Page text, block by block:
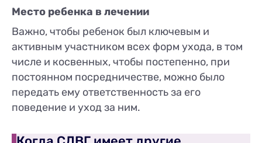
Место ребенка в лечении
Важно, чтобы ребенок был ключевым и
активным участником всех форм ухода, в том
числе и косвенных, чтобы постепенно, при
постоянном посредничестве, можно было
передать ему ответственность за его
поведение и уход за ним.